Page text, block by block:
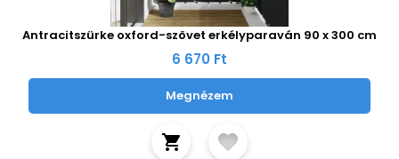
Antracitszürke oxford-szövet erkélyparaván 90 x 300 cm
6 670 Ft
Megnézem